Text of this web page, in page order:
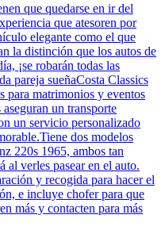
que quedarse en ir del
que atesoren por
elegante como el que
la distinción que los autos de
¡se robarán todas las
pareja sueñaCosta Classics
para matrimonios y eventos
un transporte
un servicio personalizado
dos modelos
220s 1965, ambos tan
al verles pasear en el auto.
y recogida para hacer el
e incluye chofer para que
más y contacten para más